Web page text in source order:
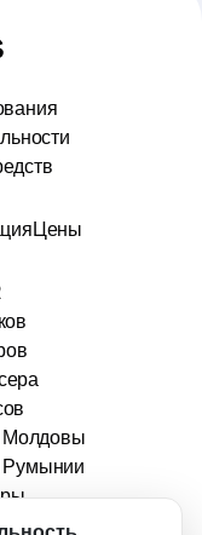
Цены
Молдовы
Румынии